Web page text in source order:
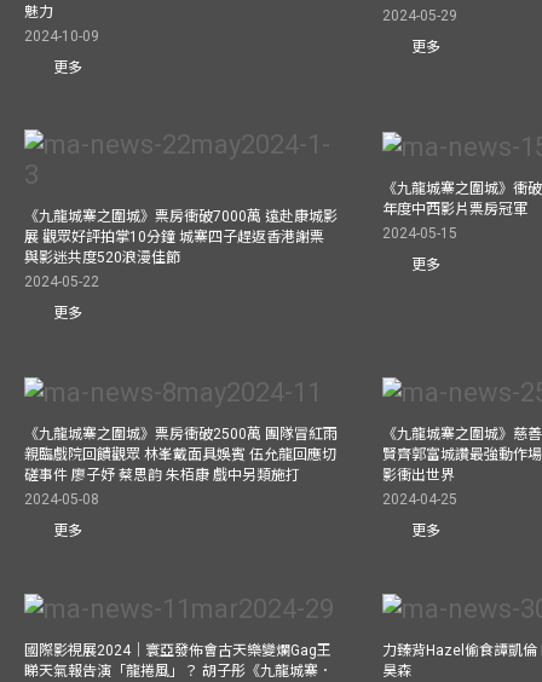
魅力
2024-10-09
更多
2024-05-29
更多
《九龍城寨之圍城》票房衝破7000萬 遠赴康城影
展 觀眾好評拍掌10分鐘 城寨四子趕返香港謝票
與影迷共度520浪漫佳節
2024-05-22
更多
《九龍城寨之圍城》衝
年度中西影片票房冠軍
2024-05-15
更多
《九龍城寨之圍城》票房衝破2500萬 團隊冒紅雨
親臨戲院回饋觀眾 林峯戴面具娛賓 伍允龍回應切
磋事件 廖子妤 蔡思韵 朱栢康 戲中另類施打
2024-05-08
更多
《九龍城寨之圍城》慈
賢齊郭富城讚最強動作
影衝出世界
2024-04-25
更多
國際影視展2024｜寰亞發佈會古天樂變爛Gag王
睇天氣報告演「龍捲風」？ 胡子彤《九龍城寨．
力臻背Hazel偷食譚凱
昊森